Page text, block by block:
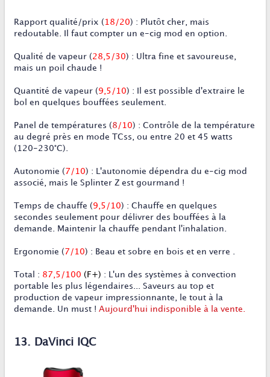
Rapport qualité/prix ( 18/20) : Plutôt cher, mais
redoutable. Il faut compter un e-cig mod en option.
Qualité de vapeur(28,5/30) : Ultra fine et savoureuse,
mais un poil chaude !
Quantité de vapeur (9,5/10) :
Il est possible d'extraire le
bol en quelques bouffées seulement.
Panel de températures (8 /10) : Contrôle de la température
au degré près en mode TCss, ou entre 20 et 45 watts
(120-230°C).
Autonomie (7 /10) :
L'autonomie dépendra du e-cig mod
associé, mais le Splinter Z est gourmand !
Temps de chauffe (9,5/10) : Chauffe en quelques
secondes seulement pour délivrer des bouffées à la
demande. Maintenir la chauffe pendant l'inhalation.
Ergonomie (7 /10) : Beau et sobre en bois et en verre .
Total : 87,5/100 (F+) :
L'un des systèmes à convection
portable les plus légendaires... Saveurs au top et
production de vapeur impressionnante, le tout à la
demande. Un must ! Aujourd'hui indisponible à la vente.
13. DaVinci IQC